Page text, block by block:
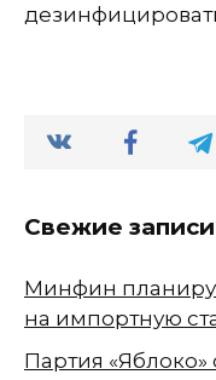
Свежие записи
Минфин
на импортную
Партия «Яблоко»